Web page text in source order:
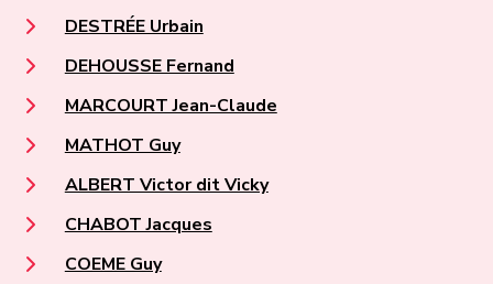
DESTRÉE Urbain
DEHOUSSE Fernand
MARCOURT Jean-Claude
MATHOT Guy
ALBERT Victor dit Vicky
CHABOT Jacques
COEME Guy